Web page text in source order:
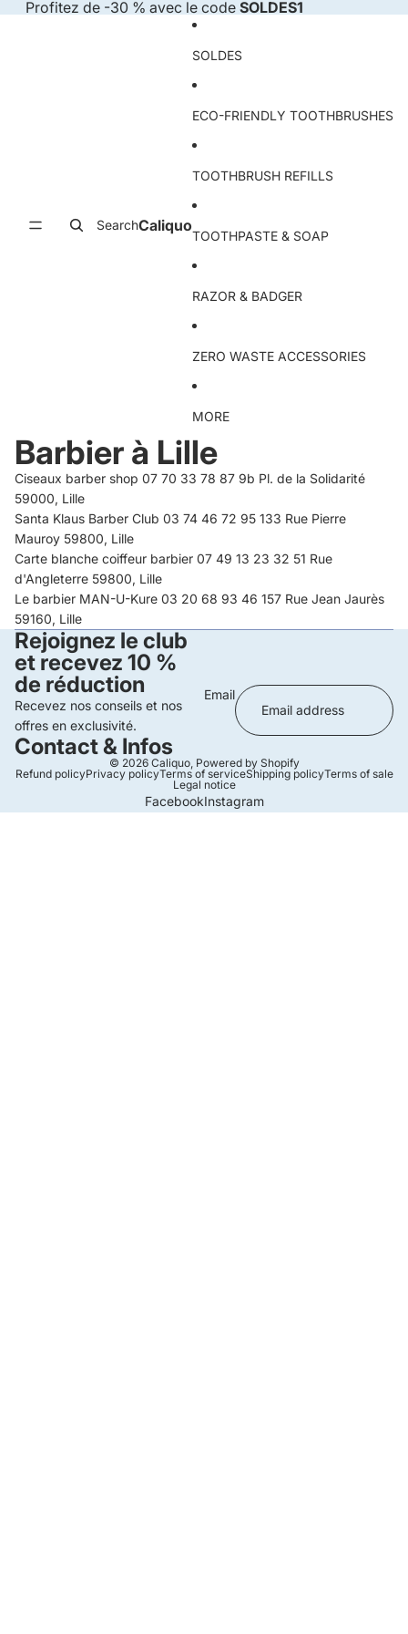
Profitez de -30 % avec le code SOLDES1
SearchCaliquo
SOLDES
ECO-FRIENDLY TOOTHBRUSHES
TOOTHBRUSH REFILLS
TOOTHPASTE & SOAP
RAZOR & BADGER
ZERO WASTE ACCESSORIES
MORE
Barbier à Lille
Ciseaux barber shop 07 70 33 78 87 9b Pl. de la Solidarité
59000, Lille
Santa Klaus Barber Club 03 74 46 72 95 133 Rue Pierre
Mauroy 59800, Lille
Carte blanche coiffeur barbier 07 49 13 23 32 51 Rue
d'Angleterre 59800, Lille
Le barbier MAN-U-Kure 03 20 68 93 46 157 Rue Jean Jaurès
59160, Lille
Rejoignez le club
et recevez 10 %
de réduction
Recevez nos conseils et nos
offres en exclusivité.
Email
Contact & Infos
© 2026 Caliquo, Powered by Shopify
Refund policyPrivacy policyTerms of serviceShipping policyTerms of sale
Legal notice
FacebookInstagram